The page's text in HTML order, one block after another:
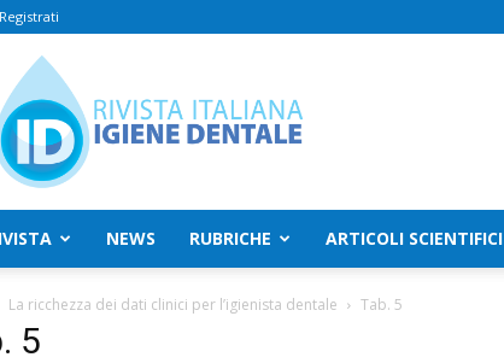
Rivista
Italiana
Igiene
Dentale
NEWS RUBRICHE ARTICOLI SCIENTIFICI
La ricchezza dei dati clinici per l’igienista dentale Tab. 5
5